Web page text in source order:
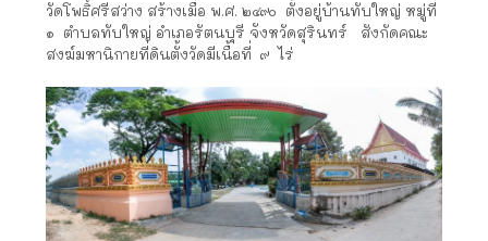
วัดโพธิ์ศรีสว่าง สร้างเมื่อ พ.ศ. ๒๔๙๐ ตั้งอยู่บ้านทับใหญ่ หมู่ที่
๑ ตำบลทับใหญ่ อำเภอรัตนบุรี จังหวัดสุรินทร์ สังกัดคณะ
สงฆ์มหานิกายที่ดินตั้งวัดมีเนื้อที่ ๙ ไร่